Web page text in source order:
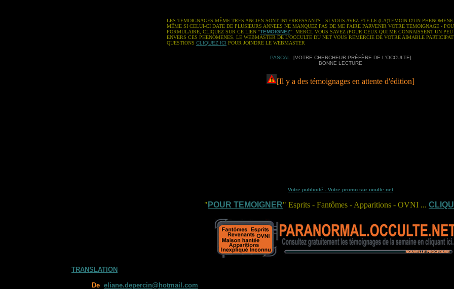
LES TEMOIGNAGES MÊME TRES ANCIEN SONT INTERRESSANTS - SI VOUS AVEZ ETE LE (LA)TEMOIN D'UN
MÊME SI CELUI-CI DATE DE PLUSIEURS ANNEES NE MANQUEZ PAS DE ME FAIRE PARVENIR VOTRE TEMOIGNAGE -
FORMULAIRE, CLIQUEZ SUR CE LIEN "TEMOIGNEZ". MERCI. VOUS SAVEZ (POUR CEUX QUI ME CONNAISSENT UN
ENVERS CES PHENOMENES. LE WEBMASTER DE L'OCCULTE DU NET VOUS REMERCIE DE VOTRE AIMABLE
QUESTIONS CLIQUEZ ICI POUR JOINDRE LE WEBMASTER
PASCAL
[VOTRE CHERCHEUR PRÉFÈRE DE L'OCCULTE]
BONNE LECTURE
[Il y a des témoignages en attente d'édition]
Votre publicité - Votre promo sur oculte.net
" POUR TEMOIGNER" Esprits - Fantômes - Apparitions - OVNI ...
TRANSLATION
De eliane.depercin@hotmail.com